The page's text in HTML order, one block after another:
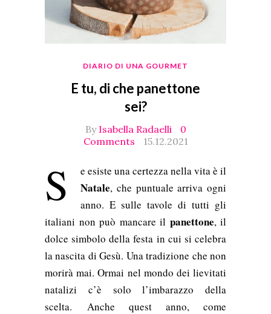
DIARIO DI UNA GOURMET
E tu, di che panettone
sei?
By Isabella Radaelli
0
Comments
15.12.2021
S e esiste una certezza nella vita è il
Natale, che puntuale arriva ogni
anno. E sulle tavole di tutti gli
italiani non può mancare il panettone, il
dolce simbolo della festa in cui si celebra
la nascita di Gesù. Una tradizione che non
morirà mai. Ormai nel mondo dei lievitati
natalizi c’è solo l’imbarazzo della
scelta. Anche quest anno, come